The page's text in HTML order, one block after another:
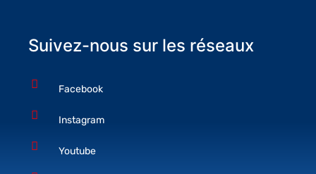
Suivez-nous sur les réseaux
Facebook
Instagram
Youtube